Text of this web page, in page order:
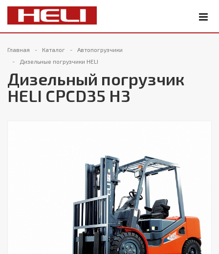
Главная Каталог
Автопогрузчики
Дизельные погрузчики HELI
Дизельный погрузчик
HELI CPCD35 H3